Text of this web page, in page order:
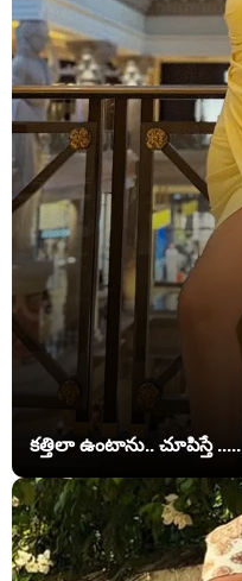
కత్తిలా ఉంటాను.. చూపిస్తే .....